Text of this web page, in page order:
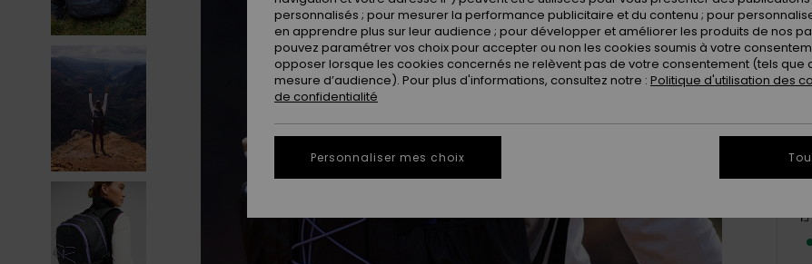
personnalisés ; pour mesurer la performance publicitaire et du contenu ; pour
en apprendre plus sur leur audience ; pour développer et améliorer les produits de nos
pouvez paramétrer vos choix pour accepter ou non les cookies soumis à votre
opposer lorsque les cookies concernés ne relèvent pas de votre consentement (tels que
mesure d’audience). Pour plus d'informations, consultez notre : Politique d'utilisation des
de confidentialité
Personnaliser mes choix